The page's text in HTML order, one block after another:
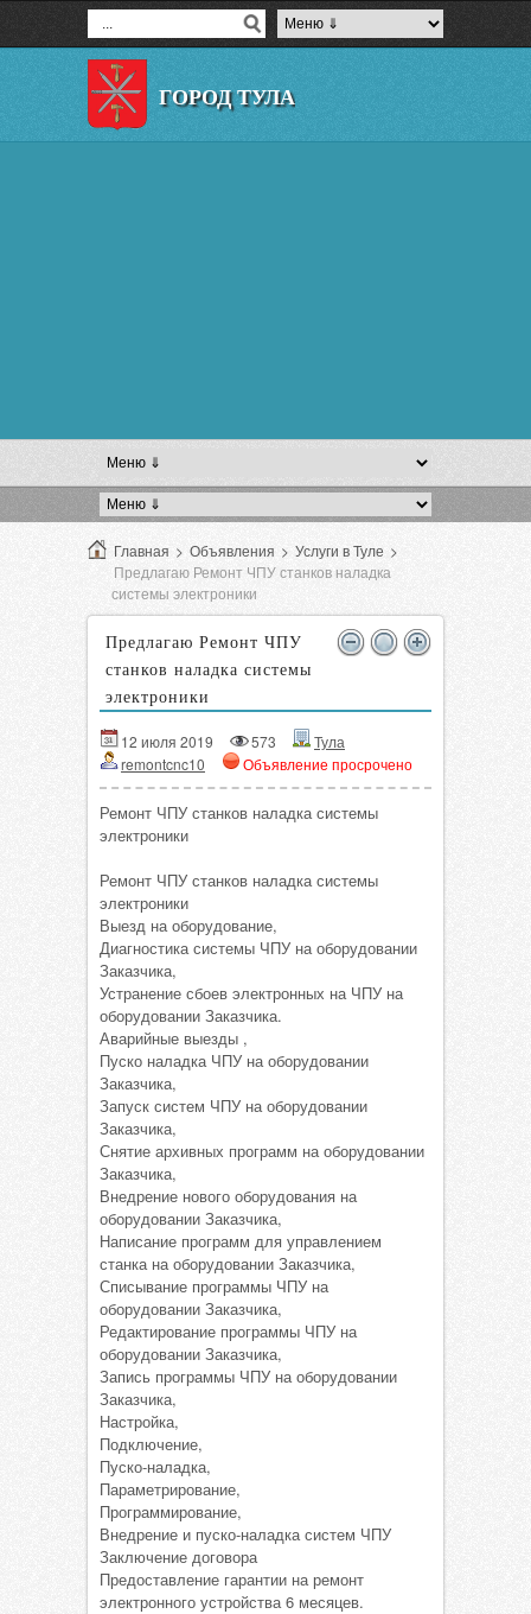
ГОРОД ТУЛА
Главная > Объявления > Услуги в Туле >
Предлагаю Ремонт ЧПУ станков наладка
системы электроники
Предлагаю Ремонт ЧПУ
станков наладка системы
электроники
12 июля 2019 573
Тула
remontcnc10
Объявление просрочено
Ремонт ЧПУ станков наладка системы
электроники
Ремонт ЧПУ станков наладка системы
электроники
Выезд на оборудование,
Диагностика системы ЧПУ на оборудовании
Заказчика,
Устранение сбоев электронных на ЧПУ на
оборудовании Заказчика.
Аварийные выезды ,
Пуско наладка ЧПУ на оборудовании
Заказчика,
Запуск систем ЧПУ на оборудовании
Заказчика,
Снятие архивных программ на оборудовании
Заказчика,
Внедрение нового оборудования на
оборудовании Заказчика,
Написание программ для управлением
станка на оборудовании Заказчика,
Списывание программы ЧПУ на
оборудовании Заказчика,
Редактирование программы ЧПУ на
оборудовании Заказчика,
Запись программы ЧПУ на оборудовании
Заказчика,
Настройка,
Подключение,
Пуско-наладка,
Параметрирование,
Программирование,
Внедрение и пуско-наладка систем ЧПУ
Заключение договора
Предоставление гарантии на ремонт
электронного устройства 6 месяцев.